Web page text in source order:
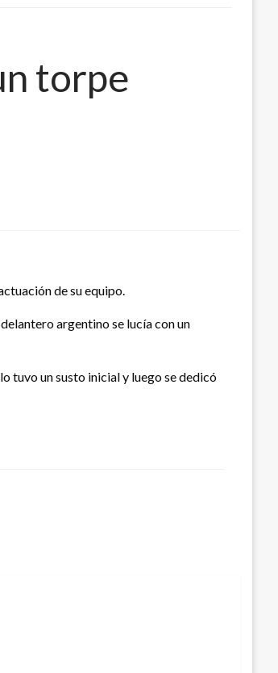
torpe
de su equipo.
argentino se lucía con un
tuvo un susto inicial y luego se dedicó